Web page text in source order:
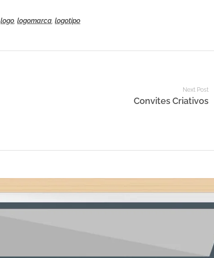
logo logomarca logotipo
Next Post
Convites Criativos